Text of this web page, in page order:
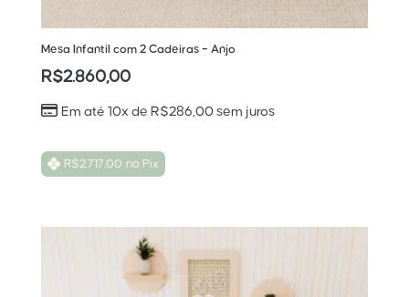
Mesa Infantil com 2 Cadeiras – Anjo
R$2.860,00
Em até 10x de R$286,00 sem juros
R$2.717,00 no Pix